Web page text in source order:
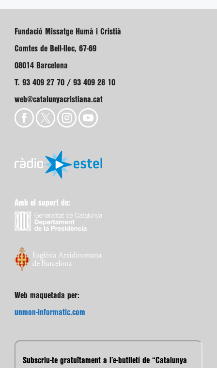
Fundació Missatge Humà i Cristià
Comtes de Bell-lloc, 67-69
08014 Barcelona
T. 93 409 27 70 / 93 409 28 10
web@catalunyacristiana.cat
Amb el suport de:
Web maquetada per:
unmon-informatic.com
Subscriu-te gratuïtament a l’e-butlletí de “Catalunya